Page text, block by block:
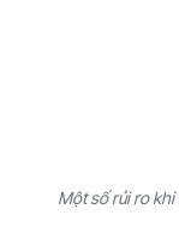
Một số rủi ro khi